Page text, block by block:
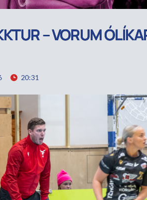
– VORUM
20:31